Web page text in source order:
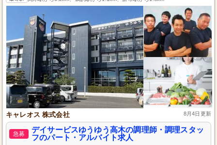
キャレオス 株式会社 8月4日更新
急募
デイサービスゆうゆう高木の調理師・調理スタッ
フのパート・アルバイト求人